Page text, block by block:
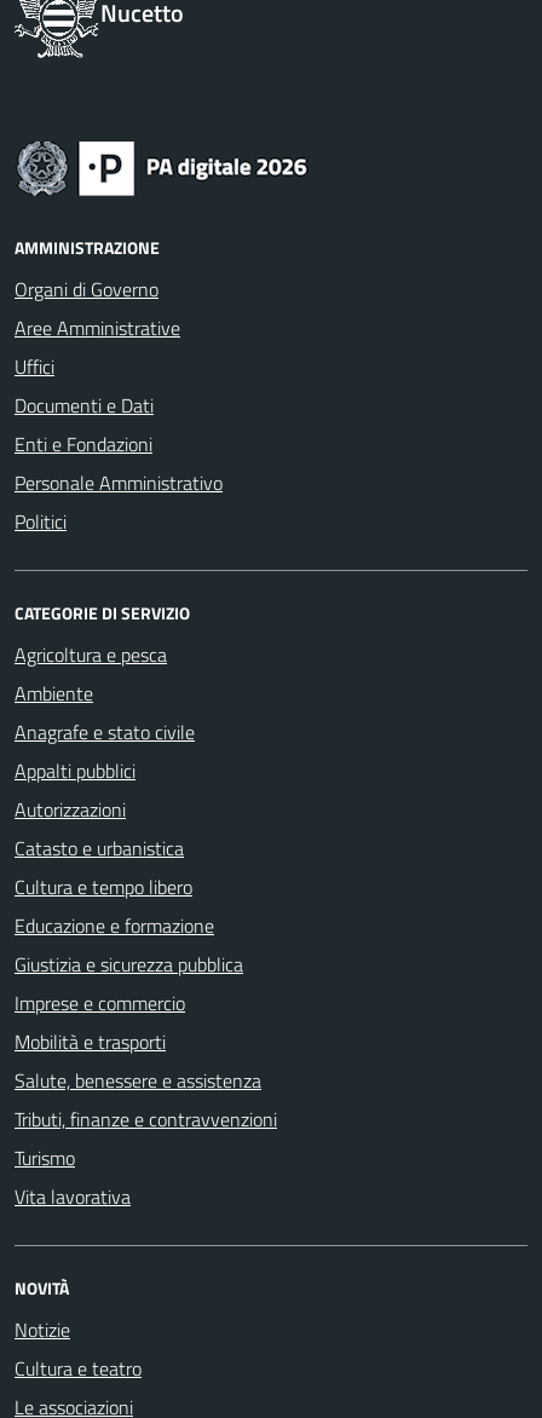
Nucetto
AMMINISTRAZIONE
Organi di Governo
Aree Amministrative
Uffici
Documenti e Dati
Enti e Fondazioni
Personale Amministrativo
Politici
CATEGORIE DI SERVIZIO
Agricoltura e pesca
Ambiente
Anagrafe e stato civile
Appalti pubblici
Autorizzazioni
Catasto e urbanistica
Cultura e tempo libero
Educazione e formazione
Giustizia e sicurezza pubblica
Imprese e commercio
Mobilità e trasporti
Salute, benessere e assistenza
Tributi, finanze e contravvenzioni
Turismo
Vita lavorativa
NOVITÀ
Notizie
Cultura e teatro
Le associazioni